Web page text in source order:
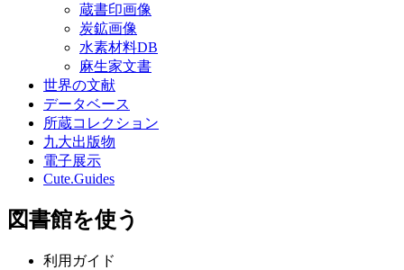
蔵書印画像
炭鉱画像
水素材料DB
麻生家文書
世界の文献
データベース
所蔵コレクション
九大出版物
電子展示
Cute.Guides
図書館を使う
利用ガイド